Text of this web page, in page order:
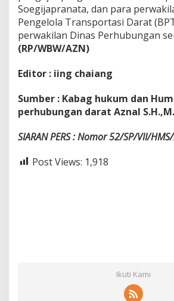
Soegijapranata, dan para
Pengelola Transportasi Darat
perwakilan Dinas Perhubungan
(RP/WBW/AZN)
Editor : iing chaiang
Sumber : Kabag hukum dan
perhubungan darat Aznal
SIARAN PERS :Nomor 52/SP/VII/
Post Views: 1,918
Ikuti Kami